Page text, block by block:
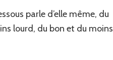
parle d’elle même, du
lourd, du bon et du moins